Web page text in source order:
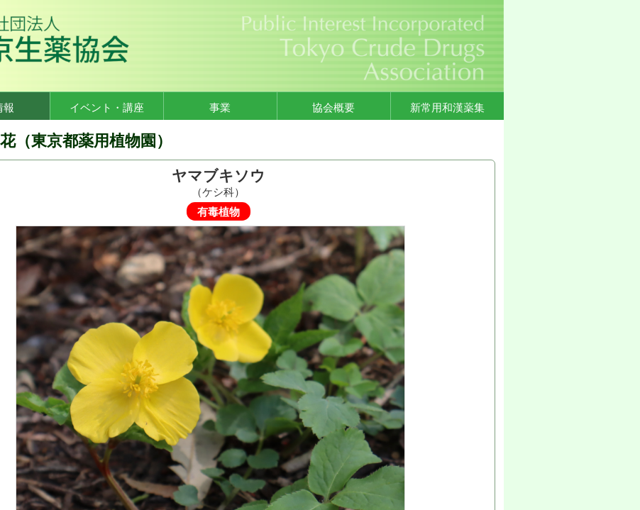
報 イベント・講座 事業 協会概要 新常用和漢薬集
（東京都薬用植物園）
ヤマブキソウ
（ケシ科）
有毒植物